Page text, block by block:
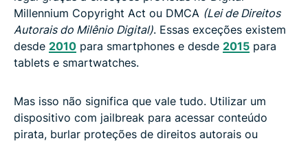
Millennium Copyright Act ou DMCA (Lei de Direitos
Autorais do Milênio Digital). Essas exceções existem
desde 2010 para smartphones e desde 2015 para
tablets e smartwatches.
Mas isso não significa que vale tudo. Utilizar um
dispositivo com jailbreak para acessar conteúdo
pirata, burlar proteções de direitos autorais ou